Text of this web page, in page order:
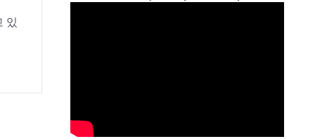
있